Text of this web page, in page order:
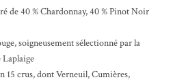
de 40 % Chardonnay, 40 % Pinot Noir
soigneusement sélectionné par la
Laplaige
15 crus, dont Verneuil, Cumières,